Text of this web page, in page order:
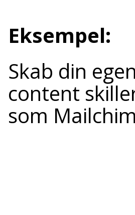
Eksempel:
Skab din
content
som